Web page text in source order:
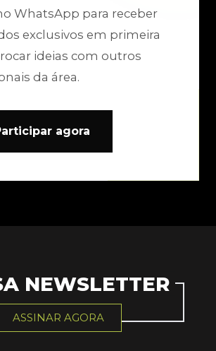
WhatsApp para receber
exclusivos em primeira
ideias com outros
da área.
agora
NEWSLETTER
ASSINAR AGORA